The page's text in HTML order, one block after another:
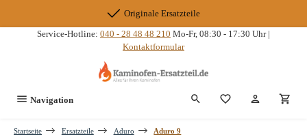
Originale Ersatzteile
Service-Hotline: 040 - 28 48 48 210 Mo-Fr, 08:30 - 17:30 Uhr |
Kontaktformular
Navigation Du hast 0
Startseite Ersatzteile Aduro Aduro 9